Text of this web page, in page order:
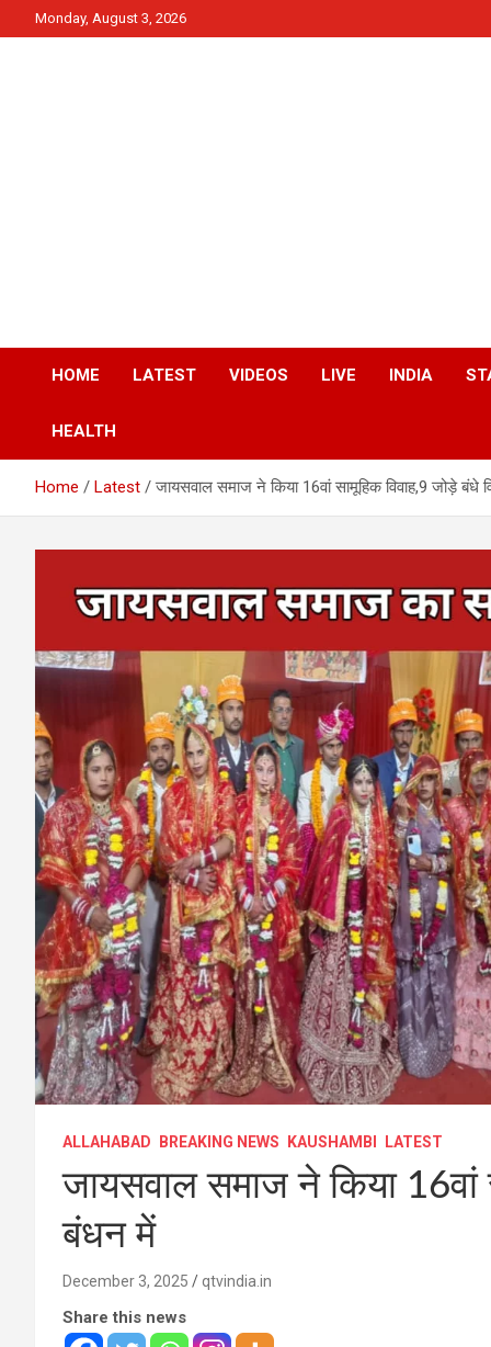
to
Monday, August 3, 2026
HOME LATEST VIDEOS LIVE INDIA
HEALTH
Home Latest जायसवाल समाज ने किया 16वां सामूहिक विवाह,9 जोड़े बंधे
ALLAHABAD BREAKING NEWS KAUSHAMBI LATEST
जायसवाल समाज ने किया 16वां
बंधन में
December 3, 2025 qtvindia.in
Share this news